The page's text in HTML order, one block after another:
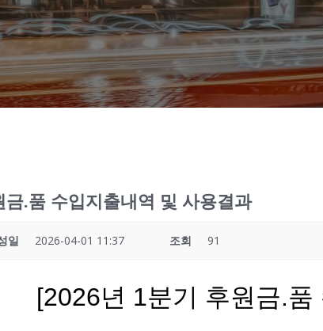
.품 수입지출내역 및 사용결과
일 2026-04-01 11:37 조회 91
[2026년 1분기 후원금.